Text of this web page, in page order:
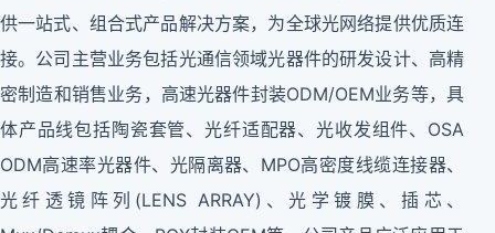
供一站式、组合式产品解决方案，为全球光网络提供优质连
接。公司主营业务包括光通信领域光器件的研发设计、高精
密制造和销售业务，高速光器件封装ODM/OEM业务等，具
体产品线包括陶瓷套管、光纤适配器、光收发组件、OSA
ODM高速率光器件、光隔离器、MPO高密度线缆连接器、
光纤透镜阵列(LENS ARRAY)、光学镀膜、插芯、